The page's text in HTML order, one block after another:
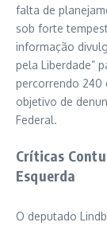
falta de
sob forte
informação
pela Liberdade”
percorrendo 240
objetivo de
Federal.
Críticas
Esquerda
O deputado